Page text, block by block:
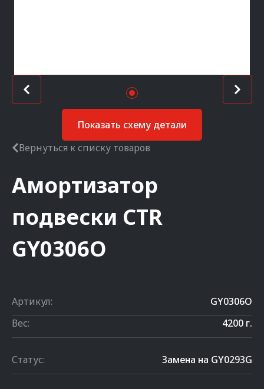
Показать схему детали
Вернуться к списку товаров
Амортизатор
подвески CTR
GY0306O
Артикул:
GY0306O
Вес:
4200 г.
Статус: Замена на GY0293G